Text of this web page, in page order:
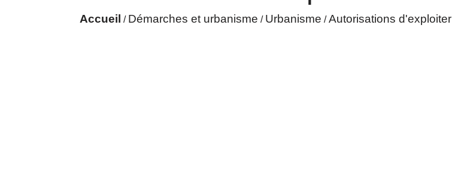
Accueil / Démarches et urbanisme / Urbanisme /Autorisations d'exploiter